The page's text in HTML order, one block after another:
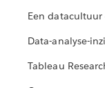
Een datacultuur
Data-analyse-
Tableau